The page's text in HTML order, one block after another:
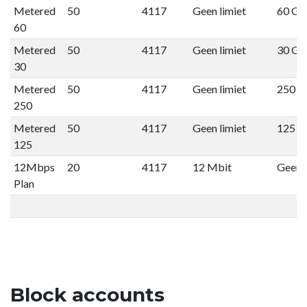
Metered
60
50 4117 Geen limiet 60 GB
Metered
30
50 4117 Geen limiet 30 GB
Metered
250
50 4117 Geen limiet 250
Metered
125
50 4117 Geen limiet 125
12Mbps
Plan
20 4117 12 Mbit Geen
Block accounts